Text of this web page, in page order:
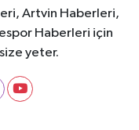
Artvin Haberleri,
Haberleri için
yeter.